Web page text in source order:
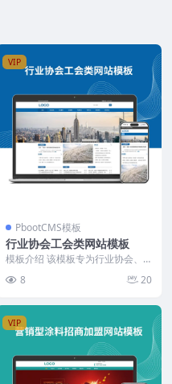
VIP
PbootCMS模板
行业协会工会类网站模板
模板介绍 该模板专为行业协会、
次分明，信息展示模块...
8 20
VIP